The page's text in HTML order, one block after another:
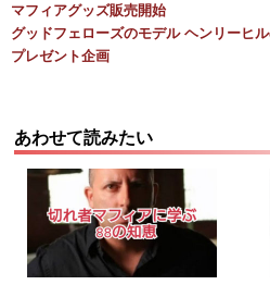
マフィアグッズ販売開始
グッドフェローズのモデル ヘンリーヒル
プレゼント企画
あわせて読みたい